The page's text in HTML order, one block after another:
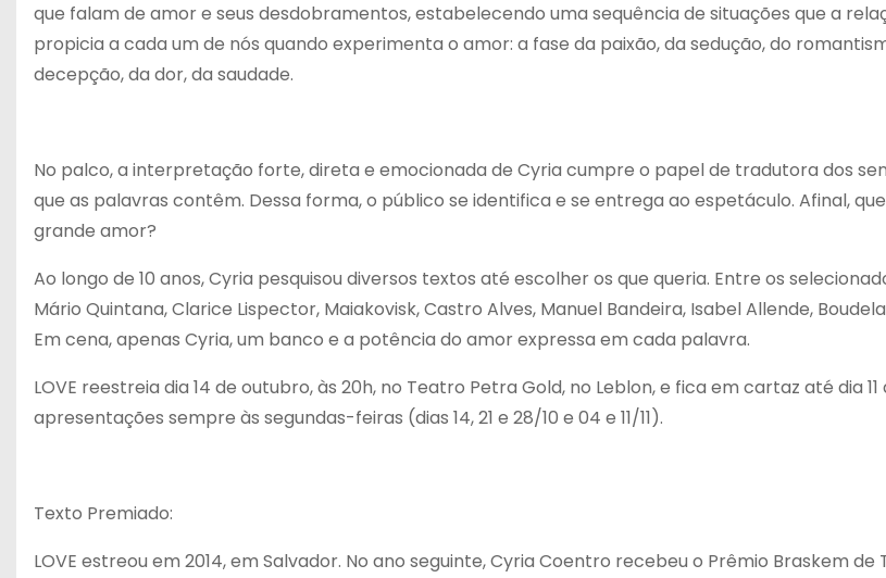
que falam de amor e seus desdobramentos, estabelecendo uma sequência de situações que a
propicia a cada um de nós quando experimenta o amor: a fase da paixão, da sedução, do
decepção, da dor, da saudade.
No palco, a interpretação forte, direta e emocionada de Cyria cumpre o papel de tradutora dos
que as palavras contêm. Dessa forma, o público se identifica e se entrega ao espetáculo. Afinal,
grande amor?
Ao longo de 10 anos, Cyria pesquisou diversos textos até escolher os que queria. Entre os
Mário Quintana, Clarice Lispector, Maiakovisk, Castro Alves, Manuel Bandeira, Isabel Allende,
Em cena, apenas Cyria, um banco e a potência do amor expressa em cada palavra.
LOVE reestreia dia 14 de outubro, às 20h, no Teatro Petra Gold, no Leblon, e fica em cartaz até dia
apresentações sempre às segundas-feiras (dias 14, 21 e 28/10 e 04 e 11/11).
Texto Premiado:
LOVE estreou em 2014, em Salvador. No ano seguinte, Cyria Coentro recebeu o Prêmio Braskem